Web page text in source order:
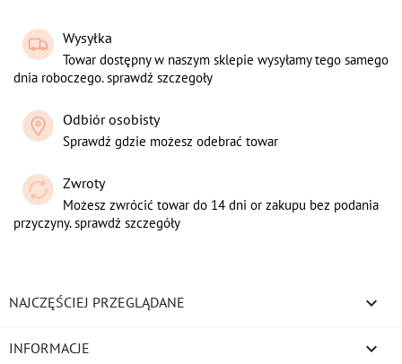
Wysyłka
Towar dostępny w naszym sklepie wysyłamy tego samego
dnia roboczego. sprawdź szczegoły
Odbiór osobisty
Sprawdź gdzie możesz odebrać towar
Zwroty
Możesz zwrócić towar do 14 dni or zakupu bez podania
przyczyny. sprawdź szczegóły
NAJCZĘŚCIEJ PRZEGLĄDANE 
INFORMACJE 